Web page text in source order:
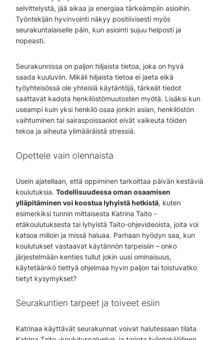
selvittelystä, jää aikaa ja energiaa tärkeämpiin asioihin.
Työntekijän hyvinvointi näkyy positiivisesti myös
seurakuntalaiselle päin, kun asiointi sujuu helposti ja
nopeasti.
Seurakunnissa on paljon hiljaista tietoa, joka on hyvä
saada kuuluviin. Mikäli hiljaista tietoa ei jaeta eikä
työyhteisössä ole yhteisiä käytäntöjä, tärkeät tiedot
saattavat kadota henkilöstömuutosten myötä. Lisäksi kun
useampi kuin yksi henkilö osaa jonkin asian, henkilöstön
vaihtuminen tai sairaspoissaolot eivät vaikeuta töiden
tekoa ja aiheuta ylimääräistä stressiä.
Opettele vain olennaista
Usein ajatellaan, että oppiminen tarkoittaa päivän kestäviä
koulutuksia. Todellisuudessa oman osaamisen
ylläpitäminen voi koostua lyhyistä hetkistä, kuten
esimerkiksi tunnin mittaisesta Katrina Taito -
etäkoulutuksesta tai lyhyistä Taito-ohjevideoista, joita voi
katsoa milloin ja missä haluaa. Parhaan hyödyn saa, kun
koulutukset vastaavat käytännön tarpeisiin – onko
järjestelmään kenties tullut jokin uusi ominaisuus,
käytetäänkö tiettyä ohjelmaa hyvin paljon tai toistuvatko
tietyt kysymykset?
Seurakuntien tarpeet ja toiveet esiin
Katrinaa käyttävät seurakunnat voivat halutessaan tilata